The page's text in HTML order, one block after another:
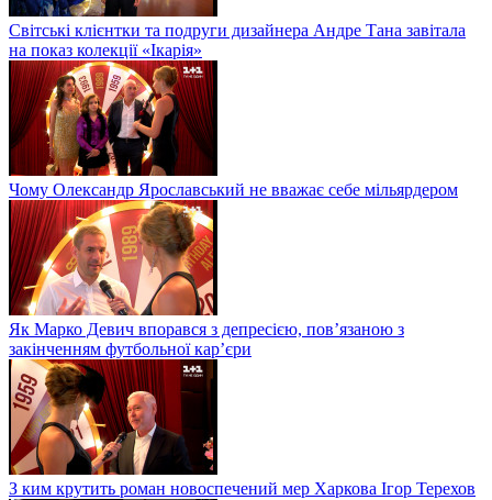
Світські клієнтки та подруги дизайнера Андре Тана завітала
на показ колекції «Ікарія»
Чому Олександр Ярославський не вважає себе мільярдером
Як Марко Девич впорався з депресією, пов’язаною з
закінченням футбольної кар’єри
З ким крутить роман новоспечений мер Харкова Ігор Терехов